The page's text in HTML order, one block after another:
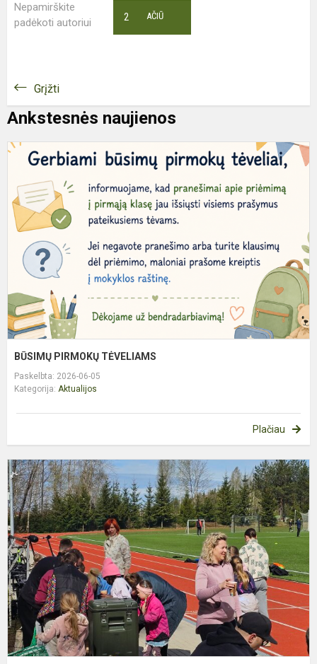
Nepamirškite
padėkoti autoriui
AČIŪ
2
Grįžti
Ankstesnės naujienos
BŪSIMŲ PIRMOKŲ TĖVELIAMS
Paskelbta: 2026-06-05
Kategorija: Aktualijos
Plačiau